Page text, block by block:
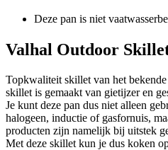
Deze pan is niet
Valhal Outdoor
Topkwaliteit skillet van het
skillet is gemaakt van gietijzer en
Je kunt deze pan dus niet alleen
halogeen, inductie of gasfornuis,
producten zijn namelijk bij uitstek
Met deze skillet kun je dus koken